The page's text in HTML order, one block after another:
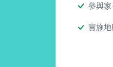
參與
實施